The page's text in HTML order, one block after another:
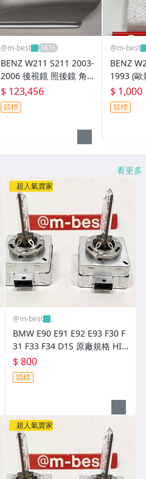
@m-best
BENZ W211 S211 2003-
2006 後視鏡 照後鏡 角
燈 外殼+方向燈 銀色 ( 右
邊 副駕駛邊 日本外匯拆
車品) 2038101664
$ 123,456
競標
@m-best
BENZ
1993 (歐
AC開關
面板 開
品)
$ 1,000
競標
看更多
超人氣賣家
@m-best
BMW E90 E91 E92 E93 F30 F
31 F33 F34 D1S 原廠規格 HID
燈泡 (日本外匯拆車品) 66140
$ 800
競標
超人氣賣家